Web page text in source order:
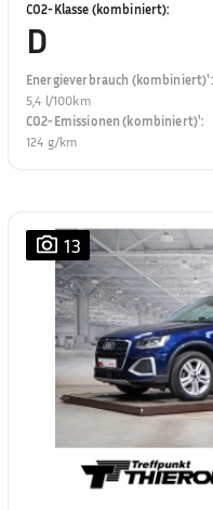
CO2-Klasse (kombiniert):
D
Energieverbrauch (kombiniert)¹:
5,4 l/100km
CO2-Emissionen (kombiniert)¹:
124 g/km
13